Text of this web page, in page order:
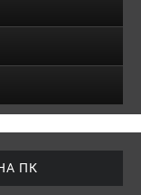
ПК